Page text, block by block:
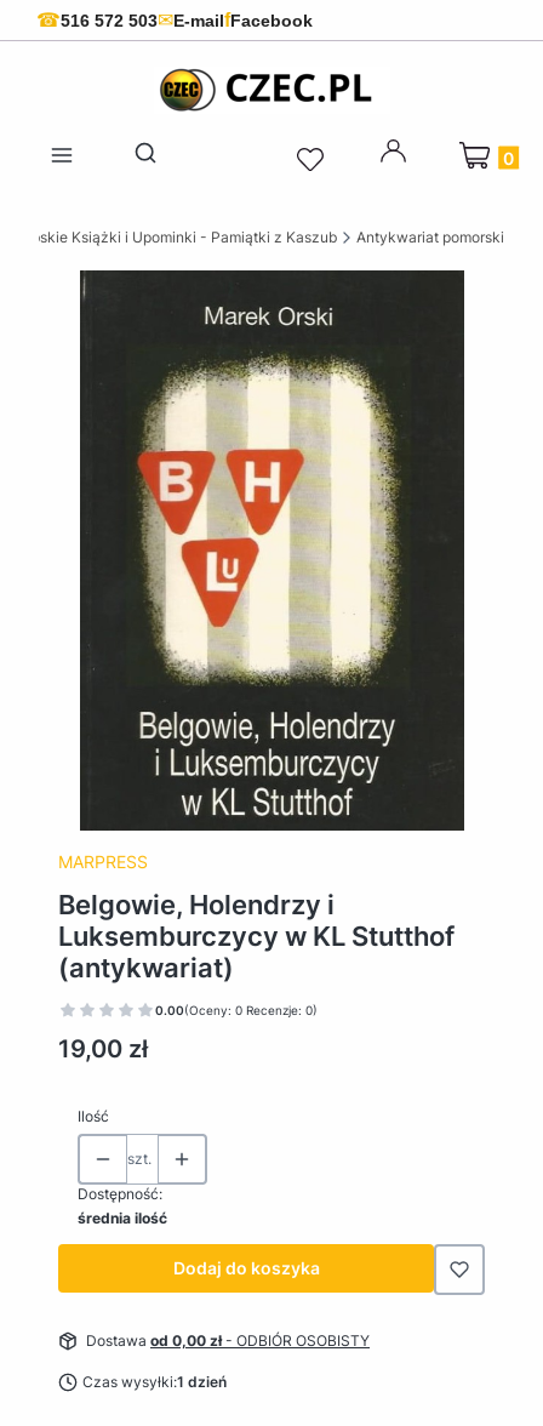
☎516 572 503✉E-mailfFacebook
Otwórz wyszukiwarkę
Produkty
Książki i Upominki - Pamiątki z Kaszub Antykwariat pomorski
MARPRESS
Belgowie, Holendrzy i
Luksemburczycy w KL Stutthof
(antykwariat)
0.00(Oceny: 0 Recenzje: 0)
Cena
19,00 zł
Ilość
szt.
Dostępność:
średnia ilość
Dodaj do koszyka
Dostawa od 0,00 zł- ODBIÓR OSOBISTY
Czas wysyłki:1 dzień